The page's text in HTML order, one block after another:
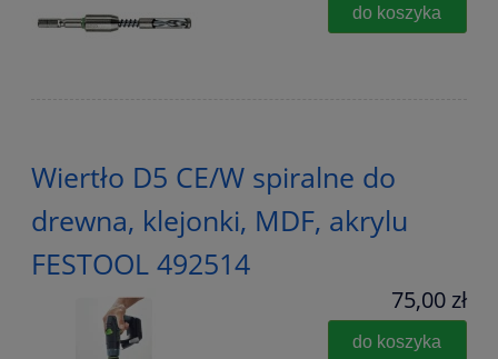
do koszyka
Wiertło D5 CE/W spiralne do
drewna, klejonki, MDF, akrylu
FESTOOL 492514
75,00 zł
do koszyka